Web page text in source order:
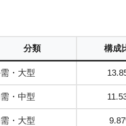
分類 構成
・大型
・中型
・大型